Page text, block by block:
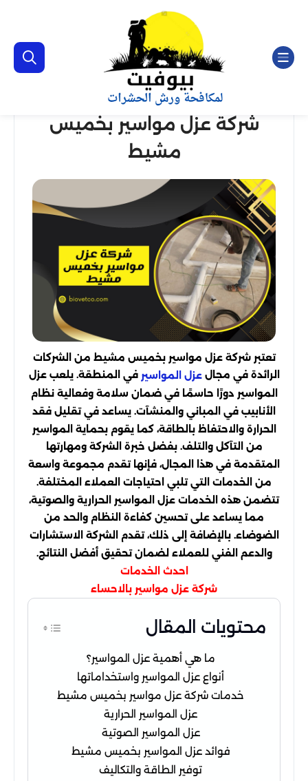
شركة عزل مواسير بخميس
مشيط
تعتبر شركة عزل مواسير بخميس مشيط من الشركات
الرائدة في مجالعزل المواسير في المنطقة. يلعب عزل
المواسير دورًا حاسمًا في ضمان سلامة وفعالية نظام
الأنابيب في المباني والمنشآت. يساعد في تقليل فقد
الحرارة والاحتفاظ بالطاقة، كما يقوم بحماية المواسير
من التآكل والتلف. بفضل خبرة الشركة ومهارتها
المتقدمة في هذا المجال، فإنها تقدم مجموعة واسعة
من الخدمات التي تلبي احتياجات العملاء المختلفة.
تتضمن هذه الخدمات عزل المواسير الحرارية والصوتية،
مما يساعد على تحسين كفاءة النظام والحد من
الضوضاء. بالإضافة إلى ذلك، تقدم الشركة الاستشارات
والدعم الفني للعملاء لضمان تحقيق أفضل النتائج.
احدث الخدمات
شركة عزل مواسير بالاحساء
محتويات المقال
ما هي أهمية عزل المواسير؟
أنواع عزل المواسير واستخداماتها
خدمات شركة عزل مواسير بخميس مشيط
عزل المواسير الحرارية
عزل المواسير الصوتية
فوائد عزل المواسير بخميس مشيط
توفير الطاقة والتكاليف